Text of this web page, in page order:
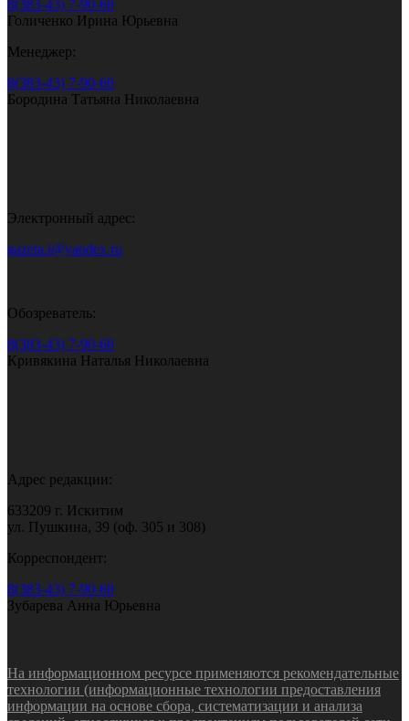
8(383-43) 7-90-60
Голиченко Ирина Юрьевна
Менеджер:
8(383-43) 7-90-60
Бородина Татьяна Николаевна
Электронный адрес:
gazeta.i@yandex.ru
Обозреватель:
8(383-43) 7-90-60
Кривякина Наталья Николаевна
Адрес редакции:
633209 г. Искитим
ул. Пушкина, 39 (оф. 305 и 308)
Корреспондент:
8(383-43) 7-90-60
Зубарева Анна Юрьевна
На информационном ресурсе применяются рекомендательные
технологии (информационные технологии предоставления
информации на основе сбора, систематизации и анализа